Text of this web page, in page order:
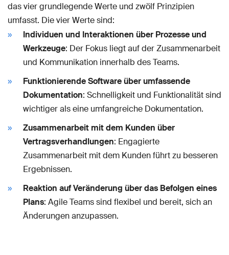
das vier grundlegende Werte und zwölf Prinzipien
umfasst. Die vier Werte sind:
Individuen und Interaktionen über Prozesse und
Werkzeuge: Der Fokus liegt auf der Zusammenarbeit
und Kommunikation innerhalb des Teams.
Funktionierende Software über umfassende
Dokumentation: Schnelligkeit und Funktionalität sind
wichtiger als eine umfangreiche Dokumentation.
Zusammenarbeit mit dem Kunden über
Vertragsverhandlungen: Engagierte
Zusammenarbeit mit dem Kunden führt zu besseren
Ergebnissen.
Reaktion auf Veränderung über das Befolgen eines
Plans: Agile Teams sind flexibel und bereit, sich an
Änderungen anzupassen.